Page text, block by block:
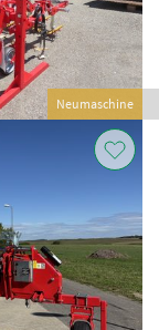
Neumaschine